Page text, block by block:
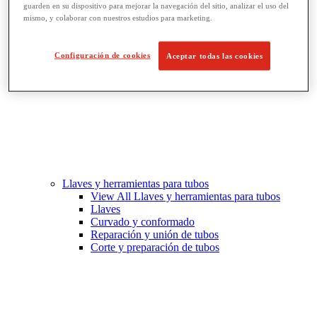
Llaves y herramientas para tubos
View All Llaves y herramientas para tubos
Llaves
Curvado y conformado
Reparación y unión de tubos
Corte y preparación de tubos
guarden en su dispositivo para mejorar la navegación del sitio, analizar el uso del
mismo, y colaborar con nuestros estudios para marketing.
Configuración de cookies Aceptar todas las cookies